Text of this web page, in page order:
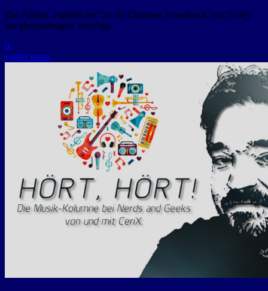
Das Album „eightbit.me“ ist ein Chiptune Soundtrack von Torley
zur gleichnamigen WebApp.
0
weiter lesen